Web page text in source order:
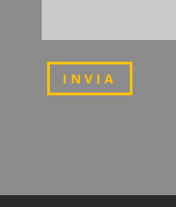
INVIA